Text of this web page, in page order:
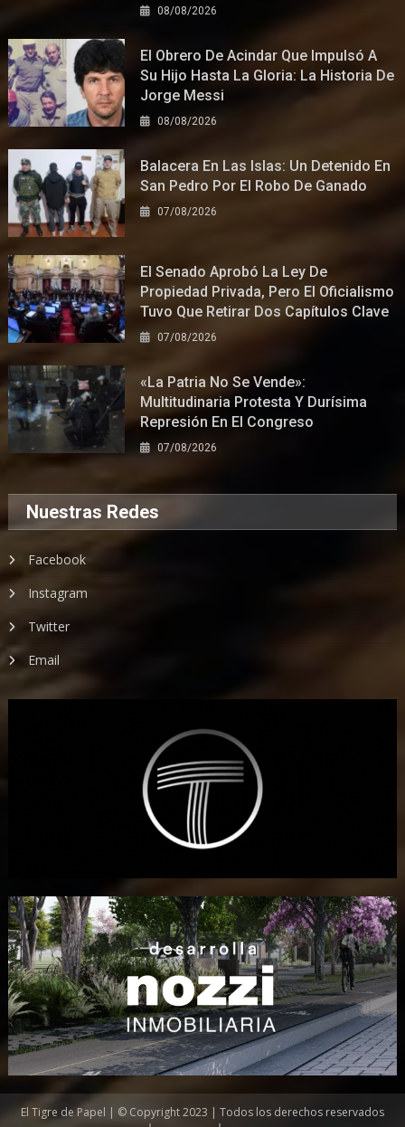
08/08/2026
El Obrero De Acindar Que Impulsó A
Su Hijo Hasta La Gloria: La Historia De
Jorge Messi
08/08/2026
Balacera En Las Islas: Un Detenido En
San Pedro Por El Robo De Ganado
07/08/2026
El Senado Aprobó La Ley De
Propiedad Privada, Pero El Oficialismo
Tuvo Que Retirar Dos Capítulos Clave
07/08/2026
«La Patria No Se Vende»:
Multitudinaria Protesta Y Durísima
Represión En El Congreso
07/08/2026
Nuestras Redes
Facebook
Instagram
Twitter
Email
El Tigre de Papel | © Copyright 2023 | Todos los derechos reservados